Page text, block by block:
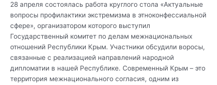
28 апреля состоялась работа круглого стола «Актуальные
вопросы профилактики экстремизма в этноконфессиальной
сфере», организатором которого выступил
Государственный комитет по делам межнациональных
отношений Республики Крым. Участники обсудили воросы,
связанные с реализацией направлений народной
дипломатии в нашей Республике. Современный Крым – это
территория межнационального согласия, одним из